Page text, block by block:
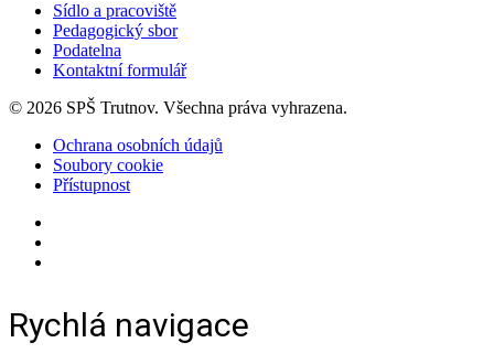
Sídlo a pracoviště
Pedagogický sbor
Podatelna
Kontaktní formulář
© 2026 SPŠ Trutnov. Všechna práva vyhrazena.
Ochrana osobních údajů
Soubory cookie
Přístupnost
Rychlá navigace